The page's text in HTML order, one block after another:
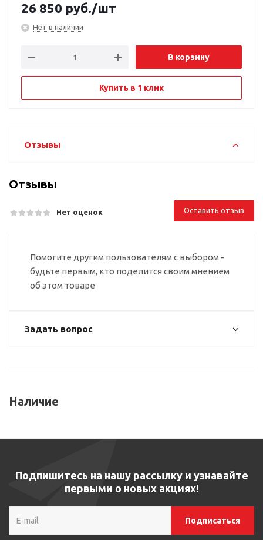
26 850 руб./шт
Нет в наличии
В корзину
Купить в 1 клик
Отзывы
Отзывы
Нет оценок Оставить отзыв
Помогите другим пользователям с выбором -
будьте первым, кто поделится своим мнением
об этом товаре
Задать вопрос
Наличие
Подпишитесь на нашу рассылку и узнавайте
первыми о новых акциях!